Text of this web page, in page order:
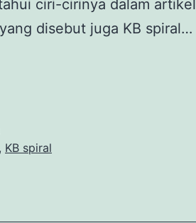
ciri-cirinya dalam artikel
disebut juga KB spiral…
, KB spiral